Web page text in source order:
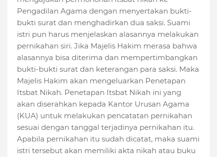
Pengadilan Agama dengan menyertakan bukti-
bukti surat dan menghadirkan dua saksi. Suami
istri pun harus menjelaskan alasannya melakukan
pernikahan siri. Jika Majelis Hakim merasa bahwa
alasannya bisa diterima dan mempertimbangkan
bukti-bukti surat dan keterangan para saksi. Maka
Majelis Hakim akan mengeluarkan Penetapan
Itsbat Nikah. Penetapan Itsbat Nikah ini yang
akan diserahkan kepada Kantor Urusan Agama
(KUA) untuk melakukan pencatatan pernikahan
sesuai dengan tanggal terjadinya pernikahan itu.
Apabila pernikahan itu sudah dicatat, maka suami
istri tersebut akan memiliki akta nikah atau buku